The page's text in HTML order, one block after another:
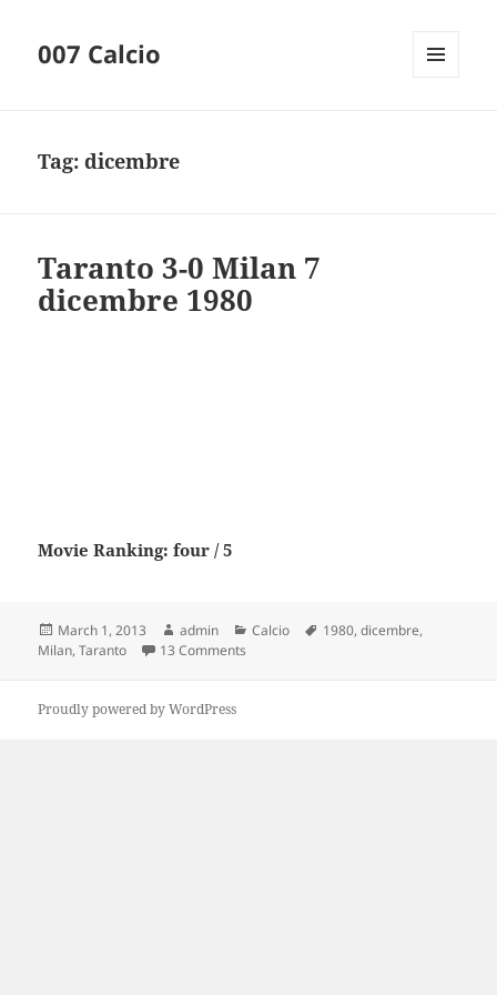
007 Calcio
Tag:dicembre
Taranto 3-0 Milan 7
dicembre 1980
Movie Ranking: four / 5
Posted
on
March 1, 2013 Author
admin Categories
Calcio Tags
1980,dicembre,
Milan,Taranto 13 Comments
Proudly powered by WordPress